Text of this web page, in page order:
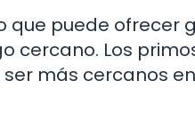
que puede ofrecer
cercano. Los
más cercanos